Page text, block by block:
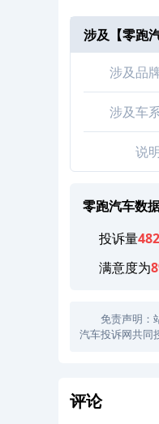
涉及【零跑
涉及品
涉及车
说
零跑汽车数
投诉量482
满意度为
免责声明：
汽车投诉网共同
评论